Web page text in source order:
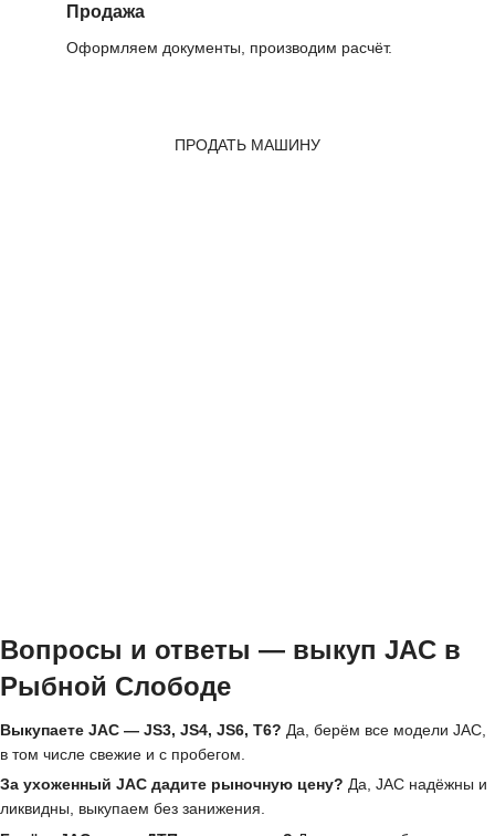
Продажа
Оформляем документы, производим расчёт.
ПРОДАТЬ МАШИНУ
Вопросы и ответы — выкуп JAC в
Рыбной Слободе
Выкупаете JAC — JS3, JS4, JS6, T6? Да, берём все модели JAC,
в том числе свежие и с пробегом.
За ухоженный JAC дадите рыночную цену? Да, JAC надёжны и
ликвидны, выкупаем без занижения.